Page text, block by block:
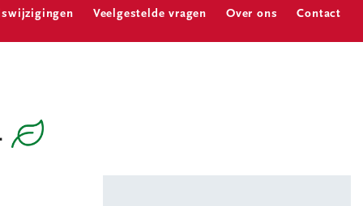
Veelgestelde vragen Over ons Contact